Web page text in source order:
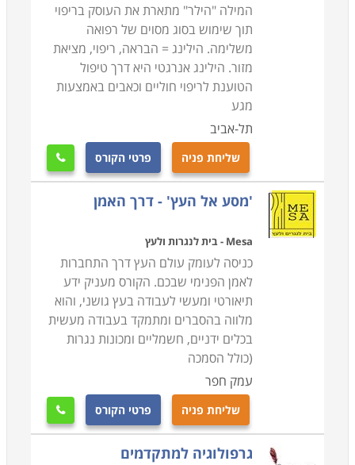
המילה "הילר" מתארת את העוסק בריפוי
תוך שימוש בסוג מסוים של רפואה
משלימה. הילינג = הבראה, ריפוי, מציאת
מזור. הילינג אנרגטי היא דרך טיפול
הטוענת לריפוי חוליים וכאבים באמצעות
מגע
תל-אביב
שליחת פניה פרטי הקורס 
'מסע אל העץ' - דרך האמן
Mesa - בית לנגרות ולעץ
כניסה לעומק עולם העץ דרך התחברות
לאמן הפנימי שבכם. הקורס מעניק ידע
תיאורטי ומעשי לעבודה בעץ גושני, והוא
מלווה בהסברים ומתמקד בעבודה מעשית
בכלים ידניים, חשמליים ומכונות נגרות
(כולל הסמכה
עמק חפר
שליחת פניה פרטי הקורס 
גרפולוגיה למתקדמים